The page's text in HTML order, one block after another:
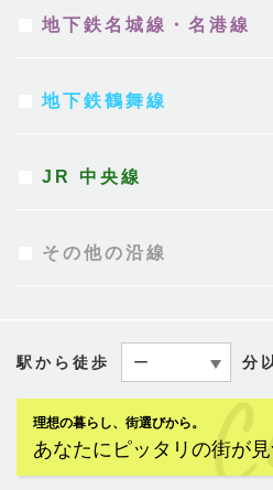
地下鉄名城線・名港線
地下鉄鶴舞線
JR 中央線
その他の沿線
駅から徒歩 分
理想の暮らし、街選びから。
あなたにピッタリの街が